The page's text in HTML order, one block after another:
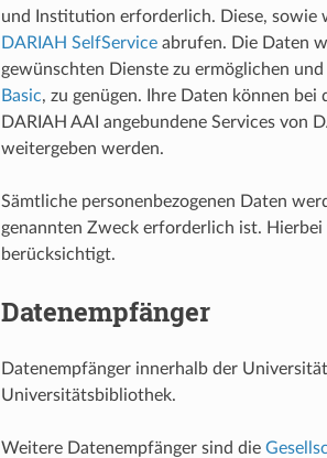
und Institution erforderlich. Diese, sowie
DARIAH SelfServiceabrufen. Die Daten
gewünschten Dienste zu ermöglichen
Basic, zu genügen. Ihre Daten können
DARIAH AAI angebundene Services von
weitergeben werden.
Sämtliche personenbezogenen Daten
genannten Zweck erforderlich ist.
berücksichtigt.
Datenempfänger
Datenempfänger innerhalb der
Universitätsbibliothek.
Weitere Datenempfänger sind die